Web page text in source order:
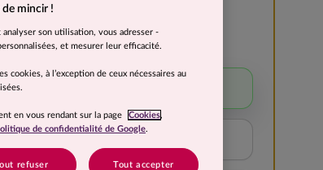
rapide et gratuite
Je souhaite perdre
Moins de 5 kg
mincir !
son utilisation, vous adresser -
et mesurer leur efficacité.
cookies, à l’exception de ceux nécessaires au
en vous rendant sur la page Cookies,
de confidentialité de Google.
refuser Tout accepter